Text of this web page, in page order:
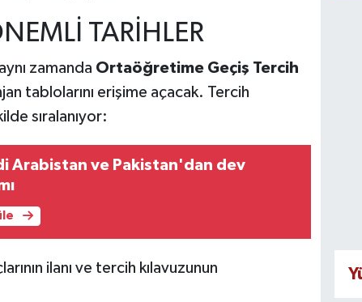
TARİHLER
zamanda Ortaöğretime Geçiş Tercih
tablolarını erişime açacak. Tercih
sıralanıyor:
Arabistan ve Pakistan'dan dev
ilanı ve tercih kılavuzunun